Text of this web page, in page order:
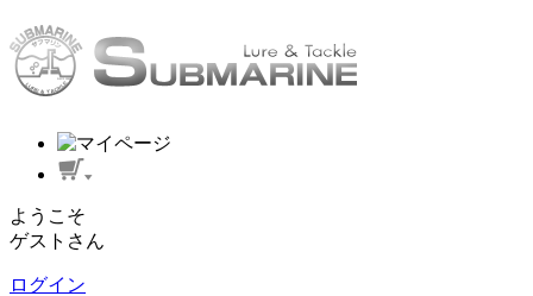
ようこそ
ゲストさん
ログイン